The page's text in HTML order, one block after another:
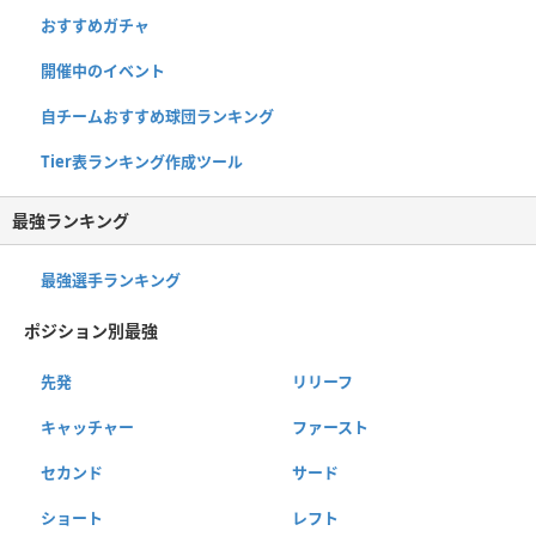
おすすめガチャ
開催中のイベント
自チームおすすめ球団ランキング
Tier表ランキング作成ツール
最強ランキング
最強選手ランキング
ポジション別最強
先発 リリーフ
キャッチャー ファースト
セカンド サード
ショート レフト